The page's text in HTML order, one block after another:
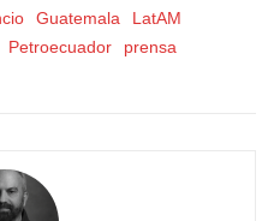
Guatemala
LatAM
Petroecuador prensa